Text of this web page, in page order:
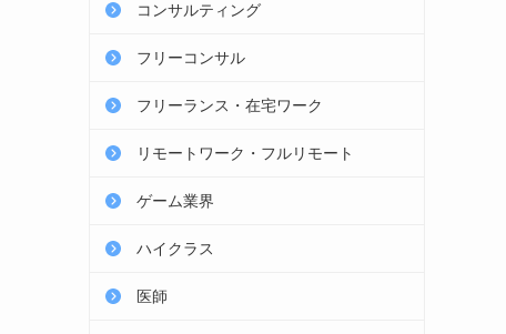
コンサルティング
フリーコンサル
フリーランス・在宅ワーク
リモートワーク・フルリモート
ゲーム業界
ハイクラス
医師